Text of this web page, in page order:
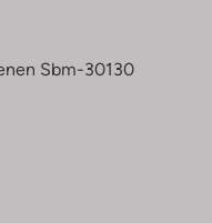
Sbm-30130